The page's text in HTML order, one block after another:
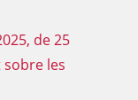
de 25
les